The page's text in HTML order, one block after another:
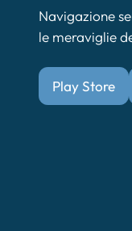
Navigazione
le meraviglie
Play Store